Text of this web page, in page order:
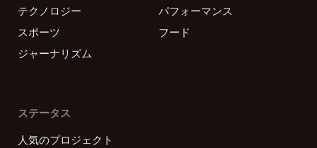
テクノロジー
パフォーマンス
スポーツ
フード
ジャーナリズム
ステータス
人気のプロジェクト